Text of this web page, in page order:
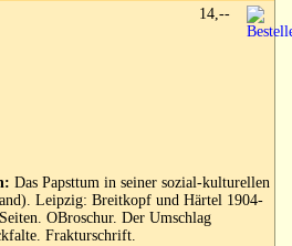
Das Papsttum in seiner sozial-kulturellen
Leipzig: Breitkopf und Härtel 1904-
OBroschur. Der Umschlag
Frakturschrift.
14,--